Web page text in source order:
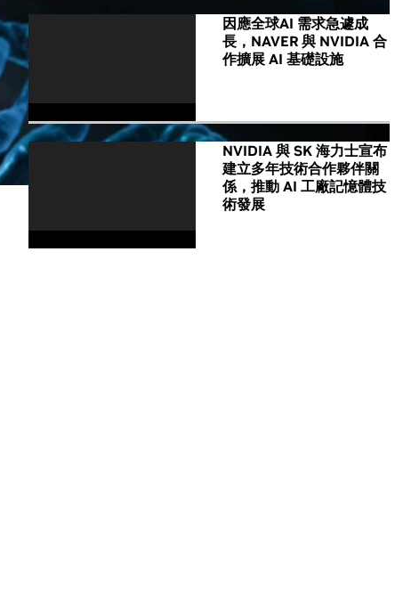
因應全球AI 需求急遽成
長，NAVER 與 NVIDIA 合
作擴展 AI 基礎設施
NVIDIA 與 SK 海力士宣布
建立多年技術合作夥伴關
係，推動 AI 工廠記憶體技
術發展